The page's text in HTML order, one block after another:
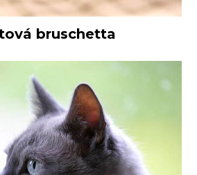
bruschetta